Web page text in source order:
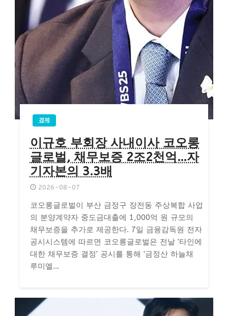
경제
이규호 부회장 사내이사 코오롱
글로벌, 채무보증 2조2천억…자
기자본의 3.3배
2026-08-07
코오롱글로벌이 부산 금정구 장전동 주상복합 사업
의 분양계약자 중도금대출에 1,000억 원 규모의
채무보증을 추가로 제공한다. 7일 금융감독원 전자
공시시스템에 따르면 코오롱글로벌은 전날 '타인에
대한 채무보증 결정' 공시를 통해 '금정산 하늘채
루미엘...